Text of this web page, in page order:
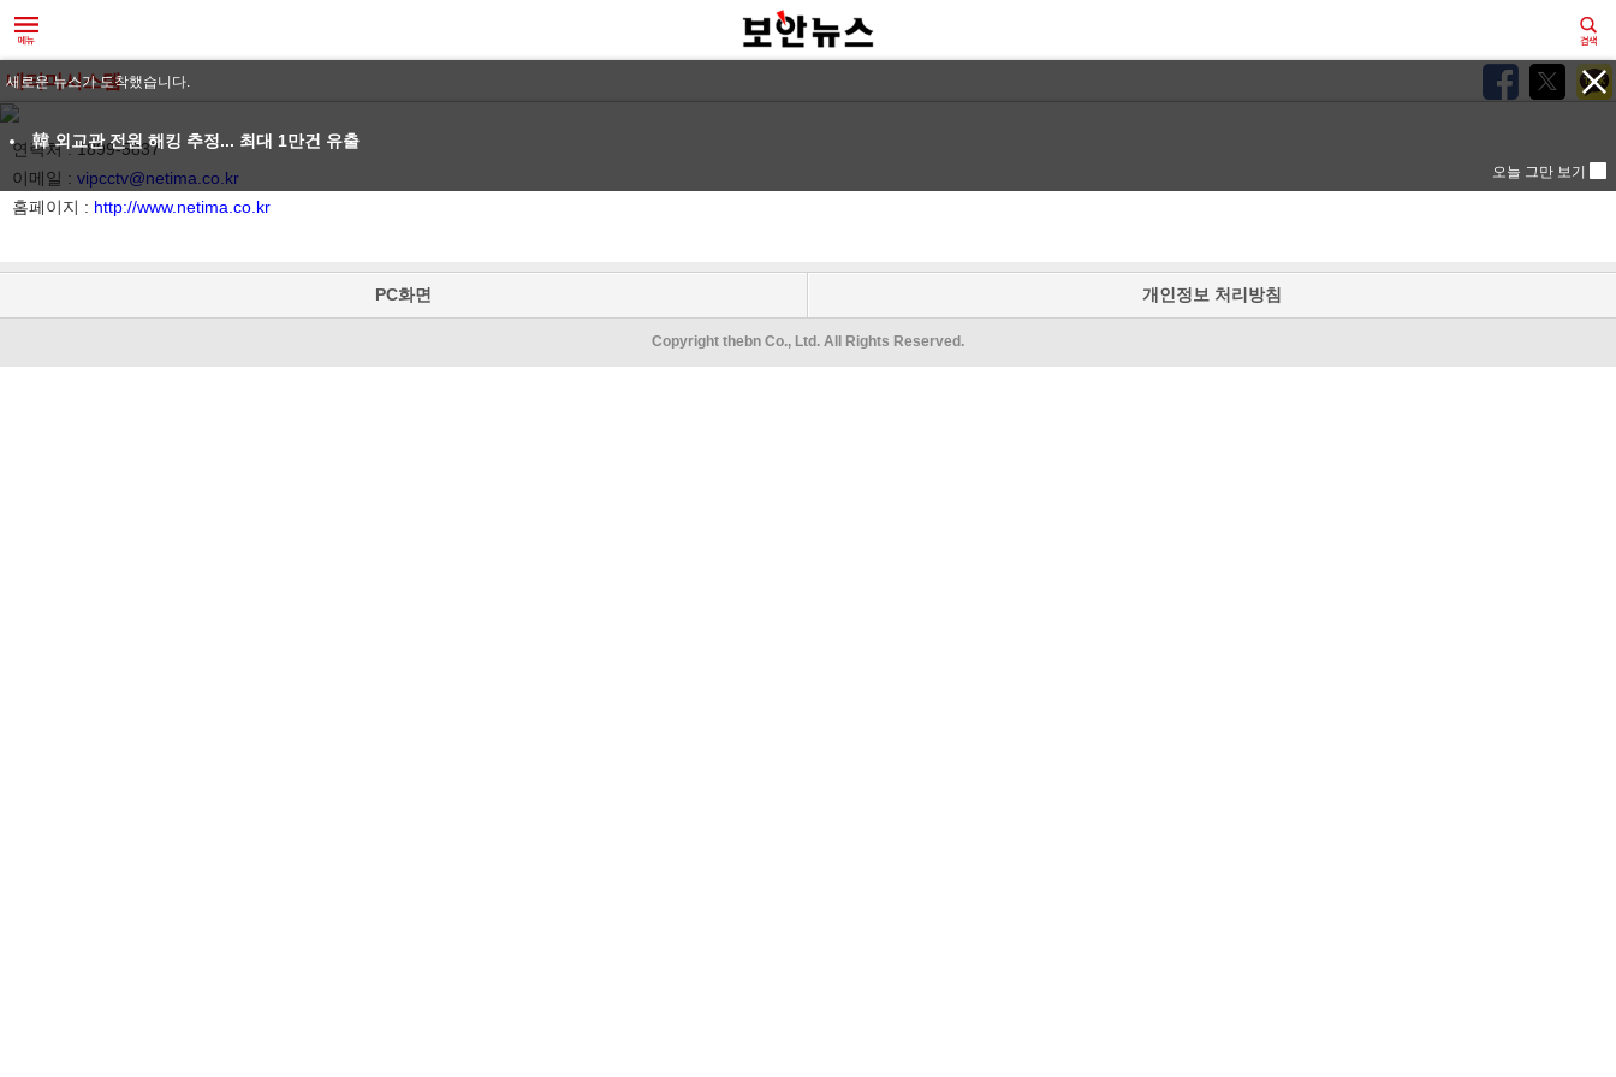
네티마시스템
연락처 : 1899-5837
이메일 : vipcctv@netima.co.kr
홈페이지 : http://www.netima.co.kr
PC화면 개인정보 처리방침
Copyright thebn Co., Ltd. All Rights Reserved.
새로운 뉴스가 도착했습니다.
韓 외교관 전원 해킹 추정... 최대 1만건 유출
오늘 그만 보기